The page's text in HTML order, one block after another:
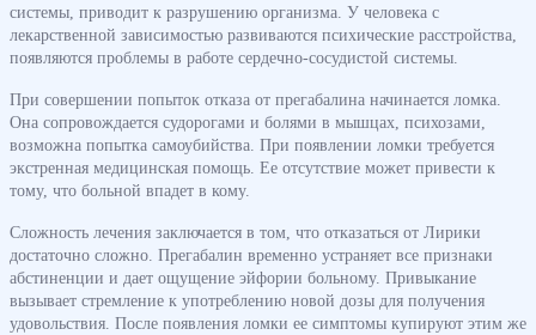
системы, приводит к разрушению организма. У человека с
лекарственной зависимостью развиваются психические расстройства,
появляются проблемы в работе сердечно-сосудистой системы.
При совершении попыток отказа от прегабалина начинается ломка.
Она сопровождается судорогами и болями в мышцах, психозами,
возможна попытка самоубийства. При появлении ломки требуется
экстренная медицинская помощь. Ее отсутствие может привести к
тому, что больной впадет в кому.
Сложность лечения заключается в том, что отказаться от Лирики
достаточно сложно. Прегабалин временно устраняет все признаки
абстиненции и дает ощущение эйфории больному. Привыкание
вызывает стремление к употреблению новой дозы для получения
удовольствия. После появления ломки ее симптомы купируют этим же